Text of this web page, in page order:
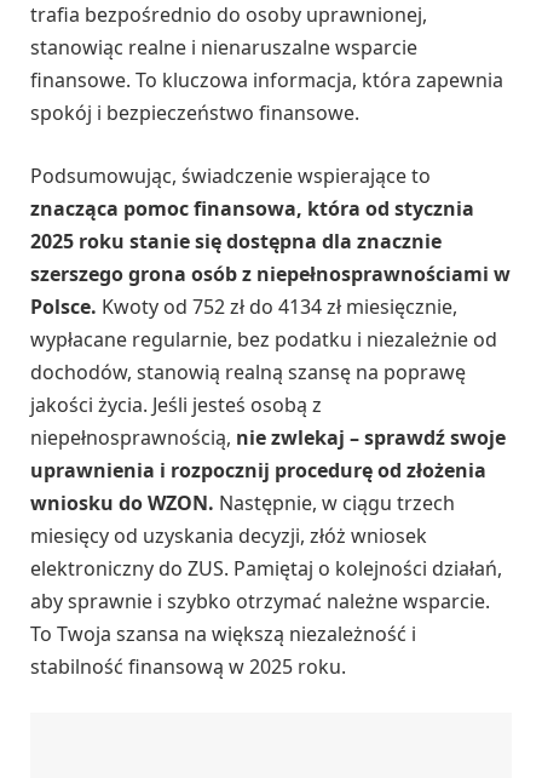
trafia bezpośrednio do osoby uprawnionej,
stanowiąc realne i nienaruszalne wsparcie
finansowe. To kluczowa informacja, która zapewnia
spokój i bezpieczeństwo finansowe.
Podsumowując, świadczenie wspierające to
znacząca pomoc finansowa, która od stycznia
2025 roku stanie się dostępna dla znacznie
szerszego grona osób z niepełnosprawnościami w
Polsce. Kwoty od 752 zł do 4134 zł miesięcznie,
wypłacane regularnie, bez podatku i niezależnie od
dochodów, stanowią realną szansę na poprawę
jakości życia. Jeśli jesteś osobą z
niepełnosprawnością, nie zwlekaj – sprawdź swoje
uprawnienia i rozpocznij procedurę od złożenia
wniosku do WZON. Następnie, w ciągu trzech
miesięcy od uzyskania decyzji, złóż wniosek
elektroniczny do ZUS. Pamiętaj o kolejności działań,
aby sprawnie i szybko otrzymać należne wsparcie.
To Twoja szansa na większą niezależność i
stabilność finansową w 2025 roku.